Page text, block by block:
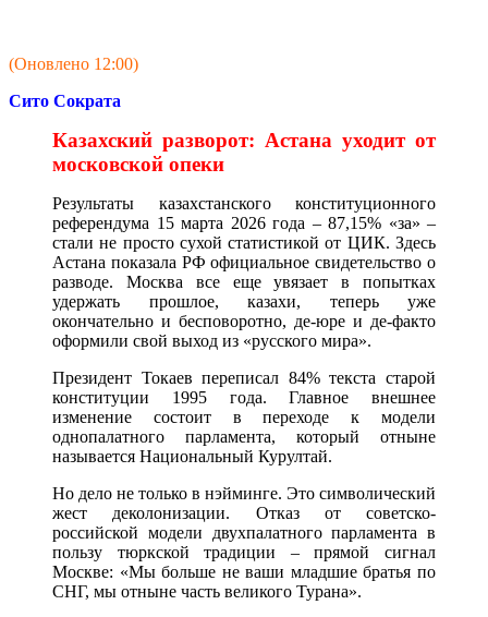
(Оновлено 12:00)
Сито Сократа
Казахский разворот: Астана уходит от
московской опеки
Результаты казахстанского конституционного
референдума 15 марта 2026 года – 87,15% «за» –
стали не просто сухой статистикой от ЦИК. Здесь
Астана показала РФ официальное свидетельство о
разводе. Москва все еще увязает в попытках
удержать прошлое, казахи, теперь уже
окончательно и бесповоротно, де-юре и де-факто
оформили свой выход из «русского мира».
Президент Токаев переписал 84% текста старой
конституции 1995 года. Главное внешнее
изменение состоит в переходе к модели
однопалатного парламента, который отныне
называется Национальный Курултай.
Но дело не только в нэйминге. Это символический
жест деколонизации. Отказ от советско-
российской модели двухпалатного парламента в
пользу тюркской традиции – прямой сигнал
Москве: «Мы больше не ваши младшие братья по
СНГ, мы отныне часть великого Турана».